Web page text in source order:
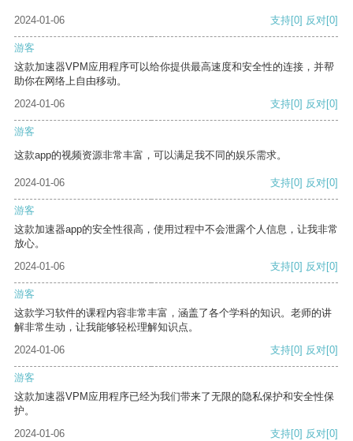
2024-01-06 支持[0] 反对[0]
游客
这款加速器VPM应用程序可以给你提供最高速度和安全性的连接，并帮
助你在网络上自由移动。
2024-01-06
支持[0] 反对[0]
游客
这款app的视频资源非常丰富，可以满足我不同的娱乐需求。
2024-01-06 支持[0] 反对[0]
游客
这款加速器app的安全性很高，使用过程中不会泄露个人信息，让我非常
放心。
2024-01-06
支持[0] 反对[0]
游客
这款学习软件的课程内容非常丰富，涵盖了各个学科的知识。老师的讲
解非常生动，让我能够轻松理解知识点。
2024-01-06
支持[0] 反对[0]
游客
这款加速器VPM应用程序已经为我们带来了无限的隐私保护和安全性保
护。
2024-01-06
支持[0] 反对[0]